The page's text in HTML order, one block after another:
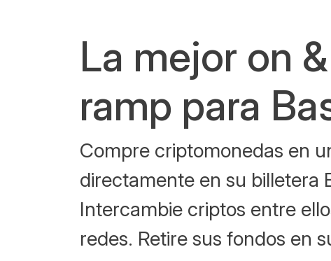
La mejor on
ramp para
Compre criptomonedas en
directamente en su billetera
Intercambie criptos entre
redes. Retire sus fondos en